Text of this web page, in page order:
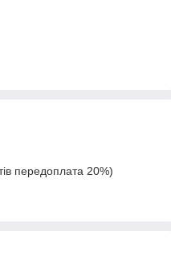
передоплата 20%)